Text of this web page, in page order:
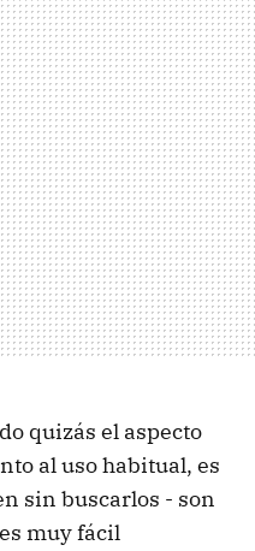
quizás el aspecto
al uso habitual, es
sin buscarlos - son
muy fácil